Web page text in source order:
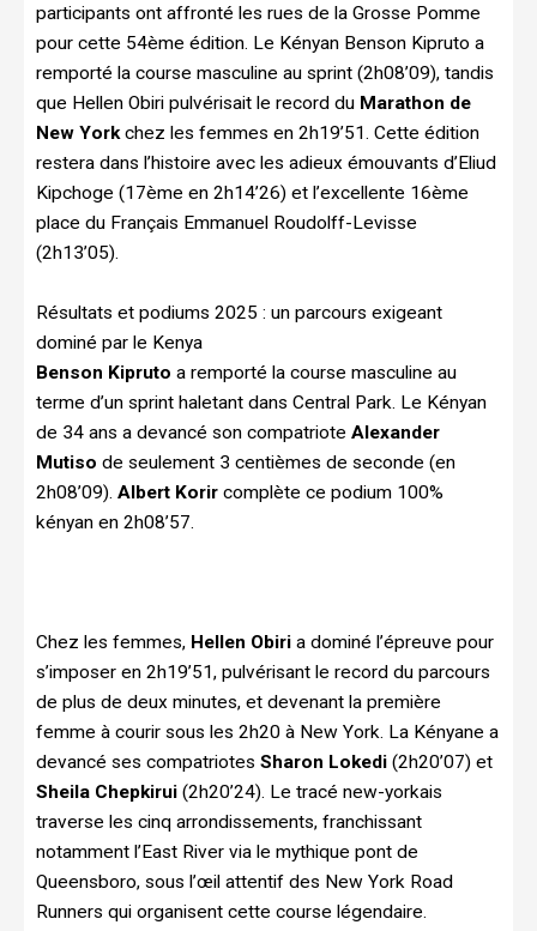
participants ont affronté les rues de la Grosse Pomme
pour cette 54ème édition. Le Kényan Benson Kipruto a
remporté la course masculine au sprint (2h08’09), tandis
que Hellen Obiri pulvérisait le record du Marathon de
New Yorkchez les femmes en 2h19’51. Cette édition
restera dans l’histoire avec les adieux émouvants d’Eliud
Kipchoge (17ème en 2h14’26) et l’excellente 16ème
place du Français Emmanuel Roudolff-Levisse
(2h13’05).
Résultats et podiums 2025 : un parcours exigeant
dominé par le Kenya
Benson Kipruto a remporté la course masculine au
terme d’un sprint haletant dans Central Park. Le Kényan
de 34 ans a devancé son compatriote Alexander
Mutiso de seulement 3 centièmes de seconde (en
2h08’09). Albert Korir complète ce podium 100%
kényan en 2h08’57.
Chez les femmes, Hellen Obiri a dominé l’épreuve pour
s’imposer en 2h19’51, pulvérisant le record du parcours
de plus de deux minutes, et devenant la première
femme à courir sous les 2h20 à New York. La Kényane a
devancé ses compatriotes Sharon Lokedi (2h20’07) et
Sheila Chepkirui (2h20’24). Le tracé new-yorkais
traverse les cinq arrondissements, franchissant
notamment l’East River via le mythique pont de
Queensboro, sous l’œil attentif des New York Road
Runners qui organisent cette course légendaire.